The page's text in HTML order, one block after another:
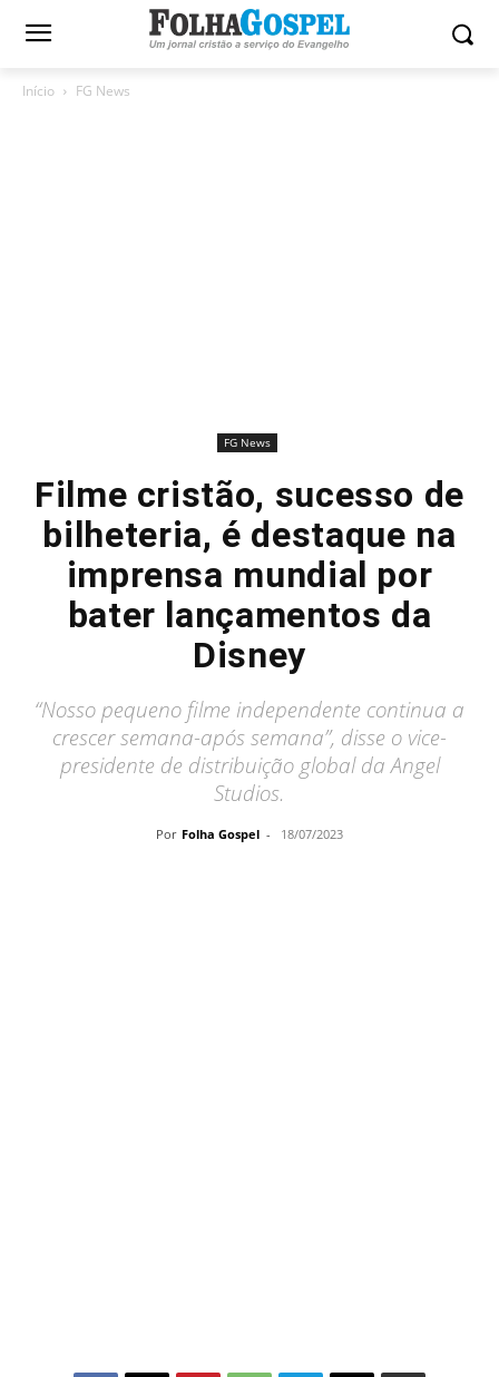
Início FG News
FG News
Filme cristão, sucesso de
bilheteria, é destaque na
imprensa mundial por
bater lançamentos da
Disney
“Nosso pequeno filme independente continua a
crescer semana-após semana”, disse o vice-
presidente de distribuição global da Angel
Studios.
Por Folha Gospel - 18/07/2023